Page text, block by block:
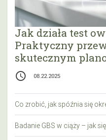
Jak działa test
Praktyczny
skutecznym
access_time 08.22.2025